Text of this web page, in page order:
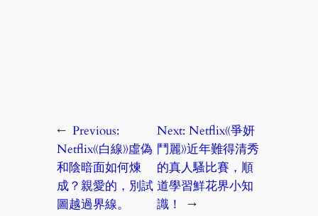
← Previous:
Netflix《白線》虛偽
和陰暗面如何煉
成？親愛的，別試
圖越過界線。
Next: Netflix《爭妍
鬥麗》近年難得清秀
的真人騷比賽，順
道學習鮮花界小知
識！
→